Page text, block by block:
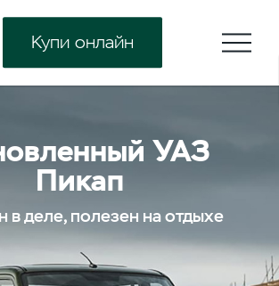
Купи онлайн
УАЗ
Пикап
в деле, полезен на отдыхе